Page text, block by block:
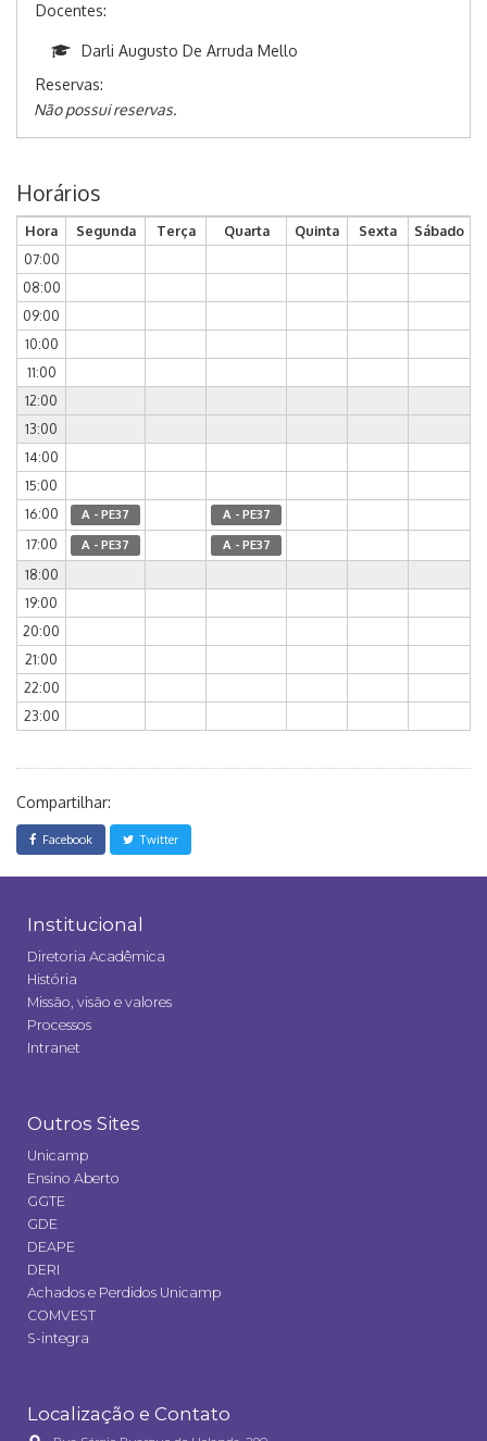
Docentes:
Darli Augusto De Arruda Mello
Reservas:
Não possui reservas.
Horários
Hora Segunda Terça Quarta Quinta Sexta
Sábado
07:00
08:00
09:00
10:00
11:00
12:00
13:00
14:00
15:00
16:00
A - PE37 A - PE37
17:00 A - PE37 A - PE37
18:00
19:00
20:00
21:00
22:00
23:00
Compartilhar:
Facebook Twitter
Institucional
Diretoria Acadêmica
História
Missão, visão e valores
Processos
Intranet
Outros Sites
Unicamp
Ensino Aberto
GGTE
GDE
DEAPE
DERI
Achados e Perdidos Unicamp
COMVEST
S-integra
Localização e Contato